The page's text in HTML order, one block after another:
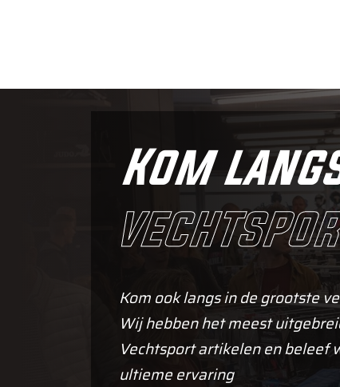
Kom
Kom ook langs in de grootste
Wij hebben het meest
Vechtsport artikelen en beleef
ultieme ervaring